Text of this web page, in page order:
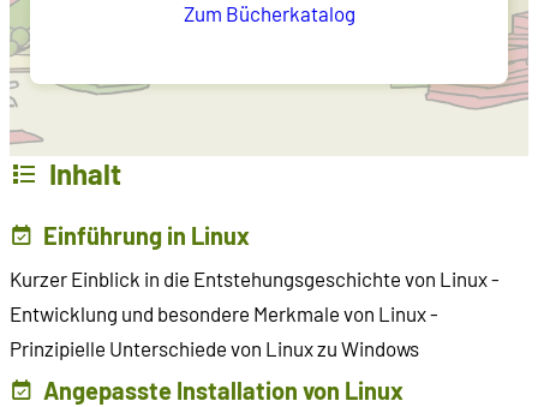
Zum Bücherkatalog
Inhalt
Einführung in Linux
Kurzer Einblick in die Entstehungsgeschichte von Linux -
Entwicklung und besondere Merkmale von Linux -
Prinzipielle Unterschiede von Linux zu Windows
Angepasste Installation von Linux